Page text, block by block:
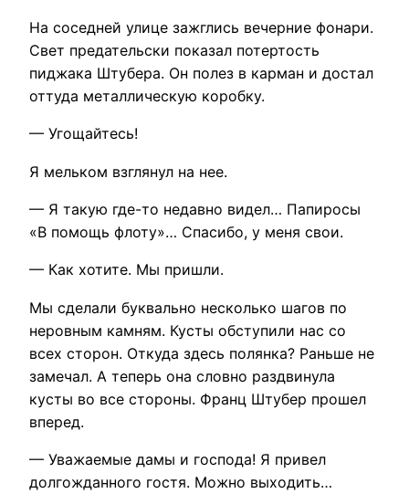
На соседней улице зажглись вечерние фонари.
Свет предательски показал потертость
пиджака Штубера. Он полез в карман и достал
оттуда металлическую коробку.
— Угощайтесь!
Я мельком взглянул на нее.
— Я такую где-то недавно видел… Папиросы
«В помощь флоту»… Спасибо, у меня свои.
— Как хотите. Мы пришли.
Мы сделали буквально несколько шагов по
неровным камням. Кусты обступили нас со
всех сторон. Откуда здесь полянка? Раньше не
замечал. А теперь она словно раздвинула
кусты во все стороны. Франц Штубер прошел
вперед.
— Уважаемые дамы и господа! Я привел
долгожданного гостя. Можно выходить…